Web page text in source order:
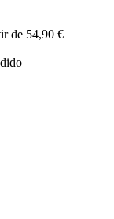
de 54,90 €